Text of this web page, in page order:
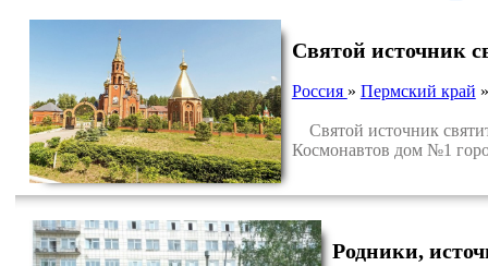
Святой источник
Россия » Пермский край
Святой источник
Космонавтов дом №1
Родники,